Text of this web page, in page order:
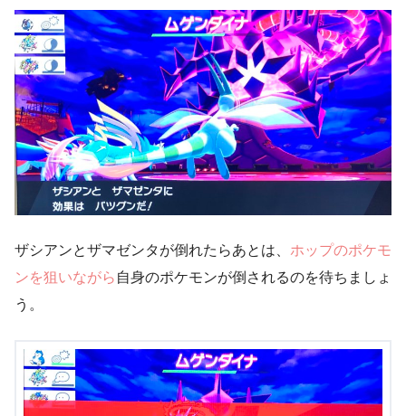
ザシアンとザマゼンタが倒れたらあとは、 ホップのポケモ
ンを狙いながら 自身のポケモンが倒されるのを待ちましょ
う。